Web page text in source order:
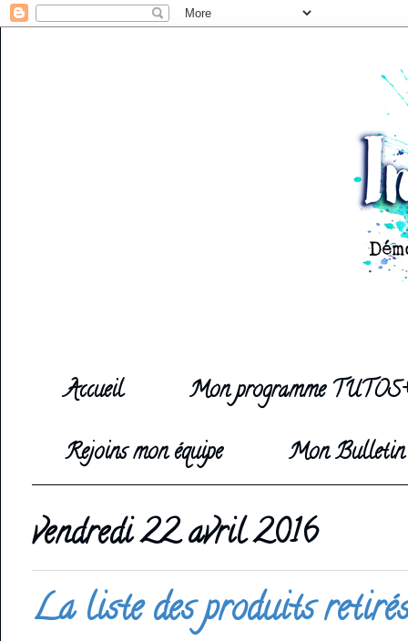
Accueil
Mon programme
Rejoins mon équipe
Mon
vendredi 22 avril 2016
La liste des produits